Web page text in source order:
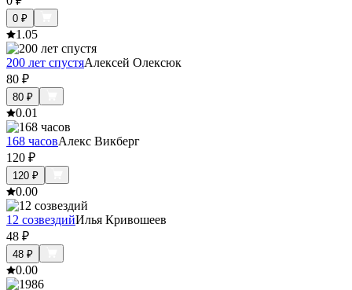
0 ₽
1.05
200 лет спустяАлексей Олексюк
80 ₽
80 ₽
0.01
168 часовАлекс Викберг
120 ₽
120 ₽
0.00
12 созвездийИлья Кривошеев
48 ₽
48 ₽
0.00